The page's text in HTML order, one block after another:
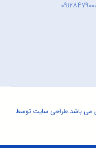
طراحی سایتتوسط